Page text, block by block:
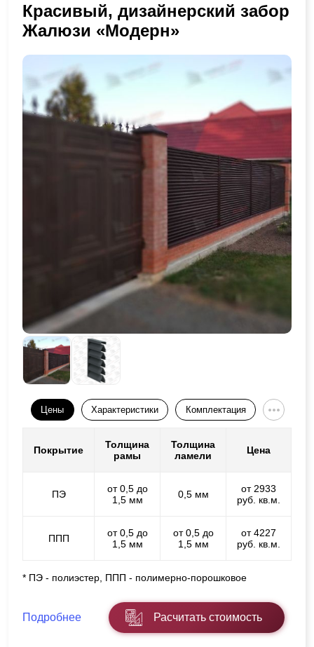
Красивый, дизайнерский забор
Жалюзи «Модерн»
Цены Характеристики Комплектация
Покрытие
Толщина
рамы
Толщина
ламели
Цена
ПЭ
от 0,5 до
1,5 мм
0,5 мм
от 2933
руб. кв.м.
ППП
от 0,5 до
1,5 мм
от 0,5 до
1,5 мм
от 4227
руб. кв.м.
* ПЭ - полиэстер, ППП - полимерно-порошковое
Подробнее Расчитать стоимость